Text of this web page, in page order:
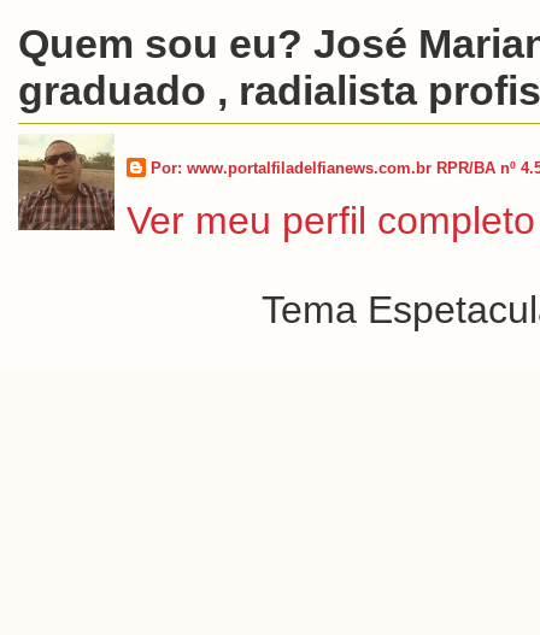
Quem sou eu? José
graduado , radialista
Por: www.portalfiladelfianews.com.br RPR/BA nº
Ver meu perfil completo
Tema